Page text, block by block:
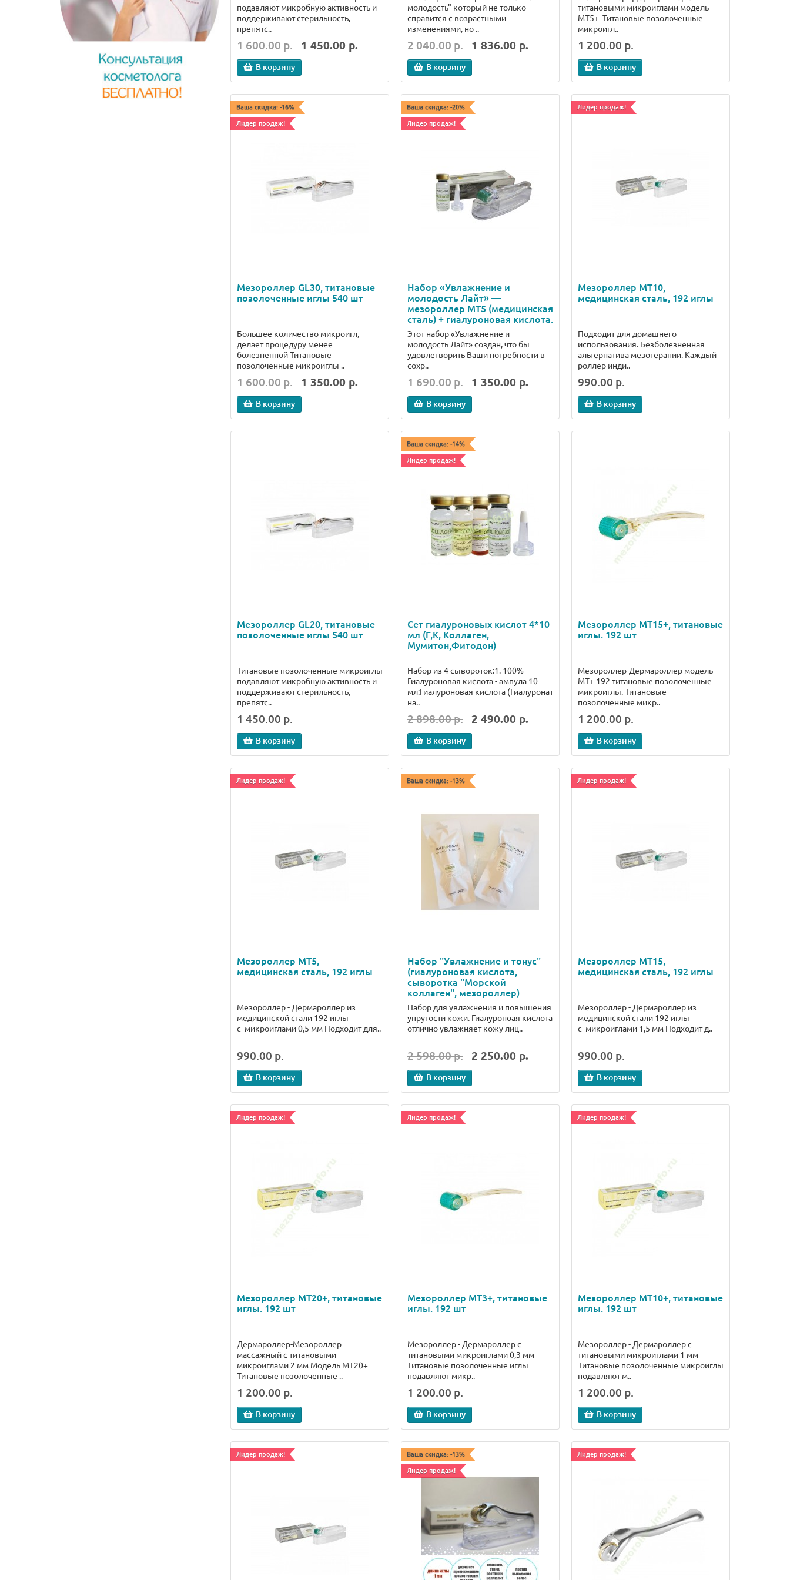
подавляют микробную активность и
поддерживают стерильность,
препятс..
1 600.00 р. 1 450.00 р.
В корзину
молодость" который не только
справится с возрастными
изменениями, но ..
2 040.00 р. 1 836.00 р.
В корзину
титановыми микроиглами модель
МТ5+ Титановые позолоченные
микроигл..
1 200.00 р.
В корзину
Ваша скидка: -16%
Лидер продаж!
Мезороллер GL30, титановые
позолоченные иглы 540 шт
Большее количество микроигл,
делает процедуру менее
болезненной Титановые
позолоченные микроиглы ..
1 600.00 р. 1 350.00 р.
В корзину
Ваша скидка: -20%
Лидер продаж!
Набор «Увлажнение и
молодость Лайт» —
мезороллер MT5 (медицинская
сталь) + гиалуроновая кислота.
Этот набор «Увлажнение и
молодость Лайт» создан, что бы
удовлетворить Ваши потребности в
сохр..
1 690.00 р. 1 350.00 р.
В корзину
Лидер продаж!
Мезороллер MT10,
медицинская сталь, 192 иглы
Подходит для домашнего
использования. Безболезненная
альтернатива мезотерапии. Каждый
роллер инди..
990.00 р.
В корзину
Мезороллер GL20, титановые
позолоченные иглы 540 шт
Титановые позолоченные микроиглы
подавляют микробную активность и
поддерживают стерильность,
препятс..
1 450.00 р.
В корзину
Ваша скидка: -14%
Лидер продаж!
Сет гиалуроновых кислот 4*10
мл (Г,К, Коллаген,
Мумитон,Фитодон)
Набор из 4 сывороток:1. 100%
Гиалуроновая кислота - ампула 10
мл:Гиалуроновая кислота (Гиалуронат
на..
2 898.00 р. 2 490.00 р.
В корзину
Мезороллер МТ15+, титановые
иглы. 192 шт
Мезороллер-Дермароллер модель
МТ+ 192 титановые позолоченные
микроиглы. Титановые
позолоченные микр..
1 200.00 р.
В корзину
Лидер продаж!
Мезороллер MT5,
медицинская сталь, 192 иглы
Мезороллер - Дермароллер из
медицинской стали 192 иглы
с микроиглами 0,5 мм Подходит для..
990.00 р.
В корзину
Ваша скидка: -13%
Набор "Увлажнение и тонус"
(гиалуроновая кислота,
сыворотка "Морской
коллаген", мезороллер)
Набор для увлажнения и повышения
упругости кожи. Гиалуроноая кислота
отлично увлажняет кожу лиц..
2 598.00 р. 2 250.00 р.
В корзину
Лидер продаж!
Мезороллер MT15,
медицинская сталь, 192 иглы
Мезороллер - Дермароллер из
медицинской стали 192 иглы
с микроиглами 1,5 мм Подходит д..
990.00 р.
В корзину
Лидер продаж!
Мезороллер МТ20+, титановые
иглы. 192 шт
Дермароллер-Мезороллер
массажный с титановыми
микроиглами 2 мм Модель МТ20+
Титановые позолоченные ..
1 200.00 р.
В корзину
Лидер продаж!
Мезороллер МТ3+, титановые
иглы. 192 шт
Мезороллер - Дермароллер с
титановыми микроиглами 0,3 мм
Титановые позолоченные иглы
подавляют микр..
1 200.00 р.
В корзину
Лидер продаж!
Мезороллер МТ10+, титановые
иглы. 192 шт
Мезороллер - Дермароллер с
титановыми микроиглами 1 мм
Титановые позолоченные микроиглы
подавляют м..
1 200.00 р.
В корзину
Лидер продаж! Ваша скидка: -13%
Лидер продаж!
Лидер продаж!